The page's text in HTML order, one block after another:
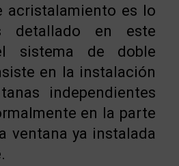
acristalamiento es lo
detallado en este
sistema de doble
en la instalación
independientes
en la parte
ventana ya instalada